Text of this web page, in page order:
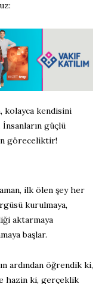
kolayca kendisini
güçlü
göreceliktir!
ilk ölen şey her
kurulmaya,
aktarmaya
başlar.
ardından öğrendik ki,
hazin ki, gerçeklik